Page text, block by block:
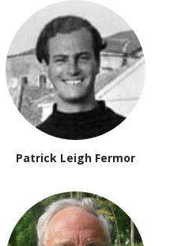
Patrick Leigh Fermor